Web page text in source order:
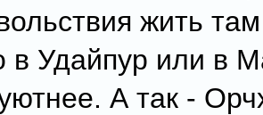
жить
в Удайпур или в
А так -